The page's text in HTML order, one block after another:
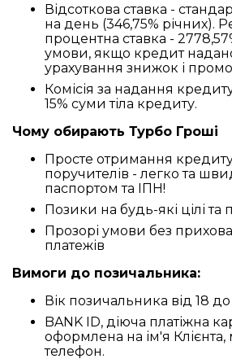
Відсоткова ставка -
на день (346,75% річних).
процентна ставка -
умови, якщо кредит
урахування знижок і
Комісія за надання
15% суми тіла кредиту.
Чому обирають Турбо Гроші
Просте отримання
поручителів - легко та
паспортом та ІПН!
Позики на будь-які цілі та
Прозорі умови без
платежів
Вимоги до позичальника:
Вік позичальника від 18
BANK ID, діюча платіжна
оформлена на ім'я Клієнта,
телефон.